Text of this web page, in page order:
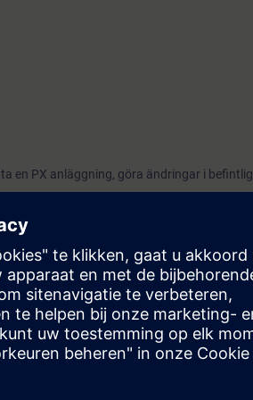
en PX anläggning, göra ändringar i
av PX routers.
med en mentor få träna sina
se checklista inför utbildning